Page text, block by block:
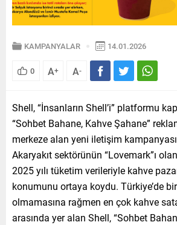
KAMPANYALAR 14.01.2026
0 A+ A-
Shell, “İnsanların Shell’i” platformu
“Sohbet Bahane, Kahve Şahane”
merkeze alan yeni iletişim
Akaryakıt sektörünün “Lovemark”ı
2025 yılı tüketim verileriyle kahve
konumunu ortaya koydu. Türkiye’de
olmamasına rağmen en çok kahve
arasında yer alan Shell, “Sohbet